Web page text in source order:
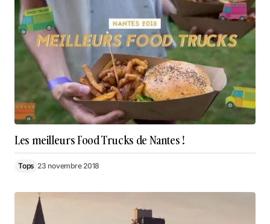
Les meilleurs Food Trucks de Nantes !
Tops 23 novembre 2018